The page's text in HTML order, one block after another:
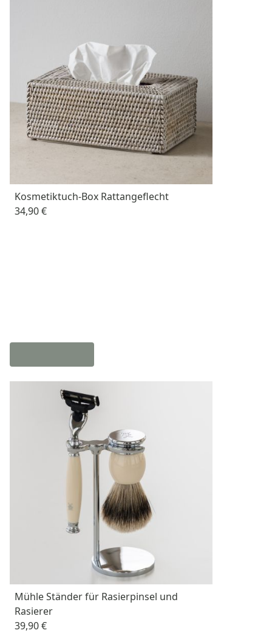
Kosmetiktuch-Box Rattangeflecht
34,90 €
Mühle Ständer für Rasierpinsel und
Rasierer
39,90 €